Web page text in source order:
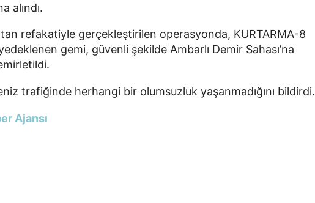
alındı.
refakatiyle gerçekleştirilen operasyonda, KURTARMA-8
gemi, güvenli şekilde Ambarlı Demir Sahası’na
trafiğinde herhangi bir olumsuzluk yaşanmadığını bildirdi.
Ajansı